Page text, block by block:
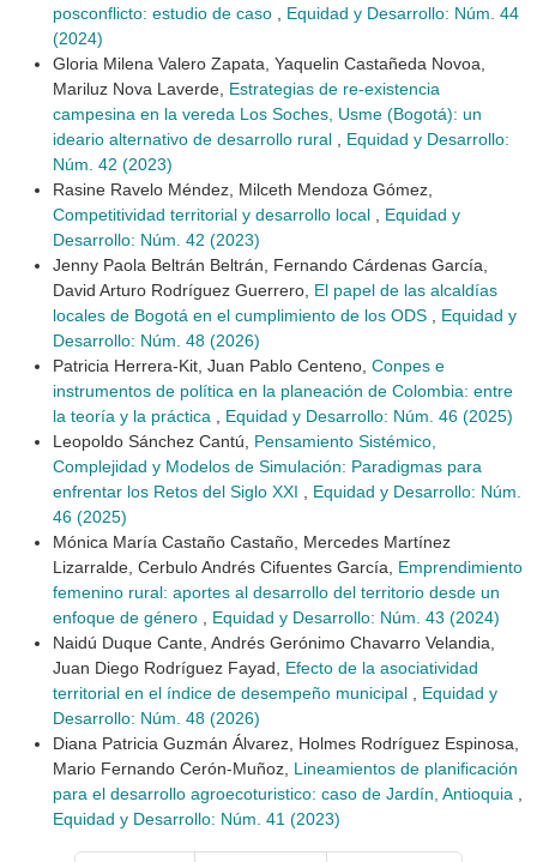
posconflicto: estudio de caso , Equidad y Desarrollo: Núm. 44
(2024)
Gloria Milena Valero Zapata, Yaquelin Castañeda Novoa,
Mariluz Nova Laverde, Estrategias de re-existencia
campesina en la vereda Los Soches, Usme (Bogotá): un
ideario alternativo de desarrollo rural , Equidad y Desarrollo:
Núm. 42 (2023)
Rasine Ravelo Méndez, Milceth Mendoza Gómez,
Competitividad territorial y desarrollo local , Equidad y
Desarrollo: Núm. 42 (2023)
Jenny Paola Beltrán Beltrán, Fernando Cárdenas García,
David Arturo Rodríguez Guerrero, El papel de las alcaldías
locales de Bogotá en el cumplimiento de los ODS , Equidad y
Desarrollo: Núm. 48 (2026)
Patricia Herrera-Kit, Juan Pablo Centeno, Conpes e
instrumentos de política en la planeación de Colombia: entre
la teoría y la práctica , Equidad y Desarrollo: Núm. 46 (2025)
Leopoldo Sánchez Cantú, Pensamiento Sistémico,
Complejidad y Modelos de Simulación: Paradigmas para
enfrentar los Retos del Siglo XXI , Equidad y Desarrollo: Núm.
46 (2025)
Mónica María Castaño Castaño, Mercedes Martínez
Lizarralde, Cerbulo Andrés Cifuentes García, Emprendimiento
femenino rural: aportes al desarrollo del territorio desde un
enfoque de género , Equidad y Desarrollo: Núm. 43 (2024)
Naidú Duque Cante, Andrés Gerónimo Chavarro Velandia,
Juan Diego Rodríguez Fayad, Efecto de la asociatividad
territorial en el índice de desempeño municipal , Equidad y
Desarrollo: Núm. 48 (2026)
Diana Patricia Guzmán Álvarez, Holmes Rodríguez Espinosa,
Mario Fernando Cerón-Muñoz, Lineamientos de planificación
para el desarrollo agroecoturistico: caso de Jardín, Antioquia ,
Equidad y Desarrollo: Núm. 41 (2023)